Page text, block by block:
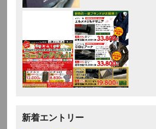
新着エントリー